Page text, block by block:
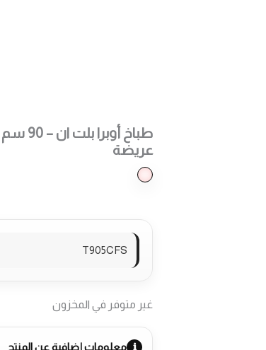
عريضة
T905CFS
غير متوفر في المخزون
معلومات إضافية عن المنتج